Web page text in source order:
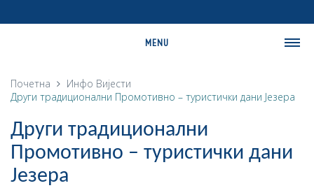
MENU
О ОПШТИНИ
Историја
Географија
Насељена мјеста
Почетна Инфо Вијести
Други традиционални Промотивно – туристички дани Језера
Други традиционални
Промотивно – туристички дани
Језера